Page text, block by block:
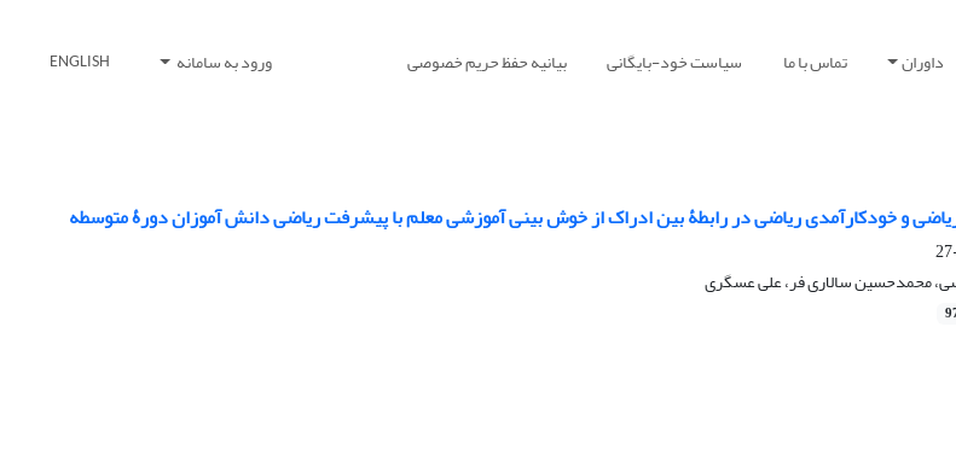
داوران تماس با ما سیاست خود-بایگانی بیانیه حفظ حریم خصوصی ورود به سامانه ENGLISH
و خودکارآمدی ریاضی در رابطۀ بین ادراک از خوش بینی آموزشی معلم با پیشرفت ریاضی دانش آموزان دورۀ متوسطه
محمدحسین سالاری فر، علی عسگری